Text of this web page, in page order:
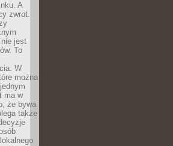
A
zwrot.
jest
To
W
można
ma w
że bywa
także